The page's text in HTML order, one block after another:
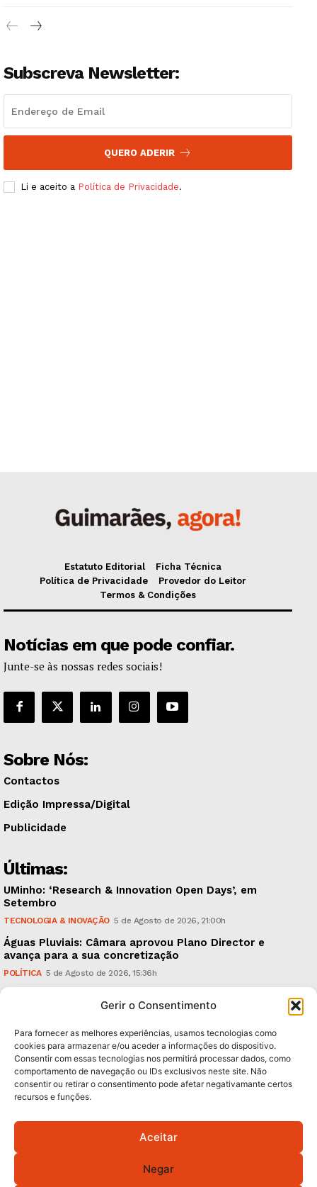
Quero ser Assinante
Gerir o Consentimento
Para fornecer as melhores experiências, usamos tecnologias como
cookies para armazenar e/ou aceder a informações do dispositivo.
Consentir com essas tecnologias nos permitirá processar dados, como
comportamento de navegação ou IDs exclusivos neste site. Não
consentir ou retirar o consentimento pode afetar negativamante certos
recursos e funções.
Aceitar
Negar
Subscreva Newsletter:
QUERO ADERIR
Li e aceito a Política de Privacidade.
Estatuto Editorial
Ficha Técnica
Política de Privacidade
Provedor do Leitor
Termos & Condições
Notícias em que pode confiar.
Junte-se às nossas redes sociais!
Sobre Nós:
Contactos
Edição Impressa/Digital
Publicidade
Últimas:
UMinho: ‘Research & Innovation Open Days’, em
Setembro
TECNOLOGIA & INOVAÇÃO 5 de Agosto de 2026, 21:00h
Águas Pluviais: Câmara aprovou Plano Director e
avança para a sua concretização
POLÍTICA 5 de Agosto de 2026, 15:36h
Subscreva Newsletter:
QUERO ADERIR
Política de Privacidade